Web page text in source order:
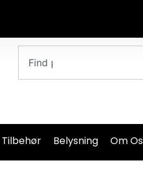
Tilbehør Belysning Om Os